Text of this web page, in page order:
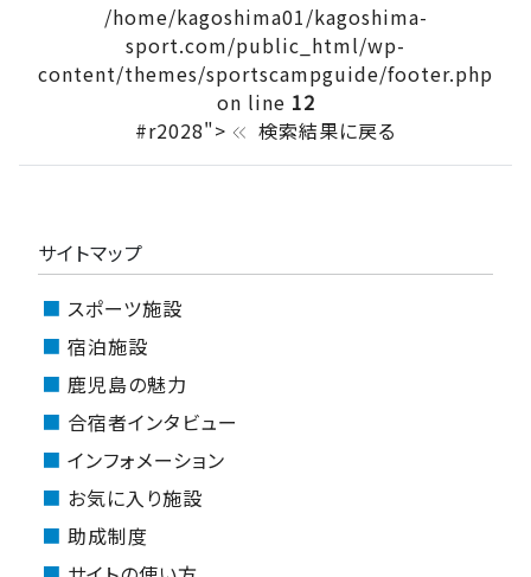
/home/kagoshima01/kagoshima-
sport.com/public_html/wp-
content/themes/sportscampguide/footer.php
on line 12
#r2028"> keyboard_double_arrow_left 検索結果に戻る
サイトマップ
スポーツ施設
宿泊施設
鹿児島の魅力
合宿者インタビュー
インフォメーション
お気に入り施設
助成制度